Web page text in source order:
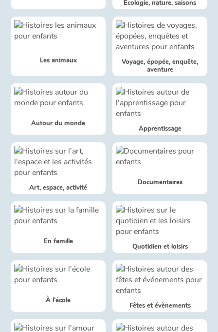
Accueil
Famille
Vidéos & Tutoriaux
Blog
Actualités
Par thématique
Rencontres et témoignages
Contes d'ici et d'ailleurs
Autour de la lecture
Apprendre à lire
Livre audio
Écologie, nature, saisons
Les animaux
Voyage, épopée, enquête,
aventure
Autour du monde
Apprentissage
Art, espace, activité
Documentaires
En famille
Quotidien et loisirs
À l'école
Fêtes et évènements